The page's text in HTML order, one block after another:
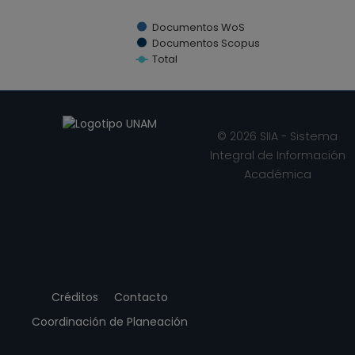
Documentos WoS
Documentos Scopus
Total
End of interactive chart.
Créditos
Contacto
Coordinación de Planeación
© 2026 SIIA - Sistema
Integral de Información
Académica